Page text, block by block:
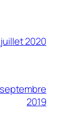
2020
2019